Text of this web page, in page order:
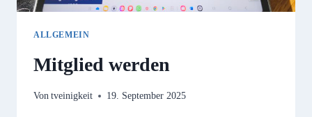
ALLGEMEIN
Mitglied werden
Von tveinigkeit 19. September 2025